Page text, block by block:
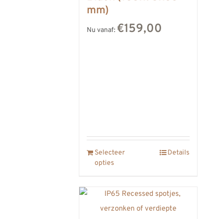
mm)
Nu vanaf: €159,00
Selecteer
opties
Details